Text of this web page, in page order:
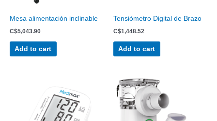
Mesa alimentación inclinable
C$5,043.90
Add to cart
Tensiómetro Digital de Brazo
C$1,448.52
Add to cart